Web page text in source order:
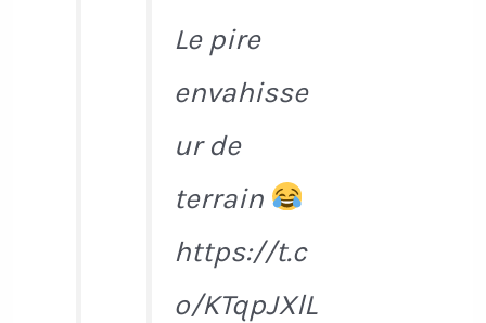
Le pire
envahisse
ur de
terrain
https://t.c
o/KTqpJXlL